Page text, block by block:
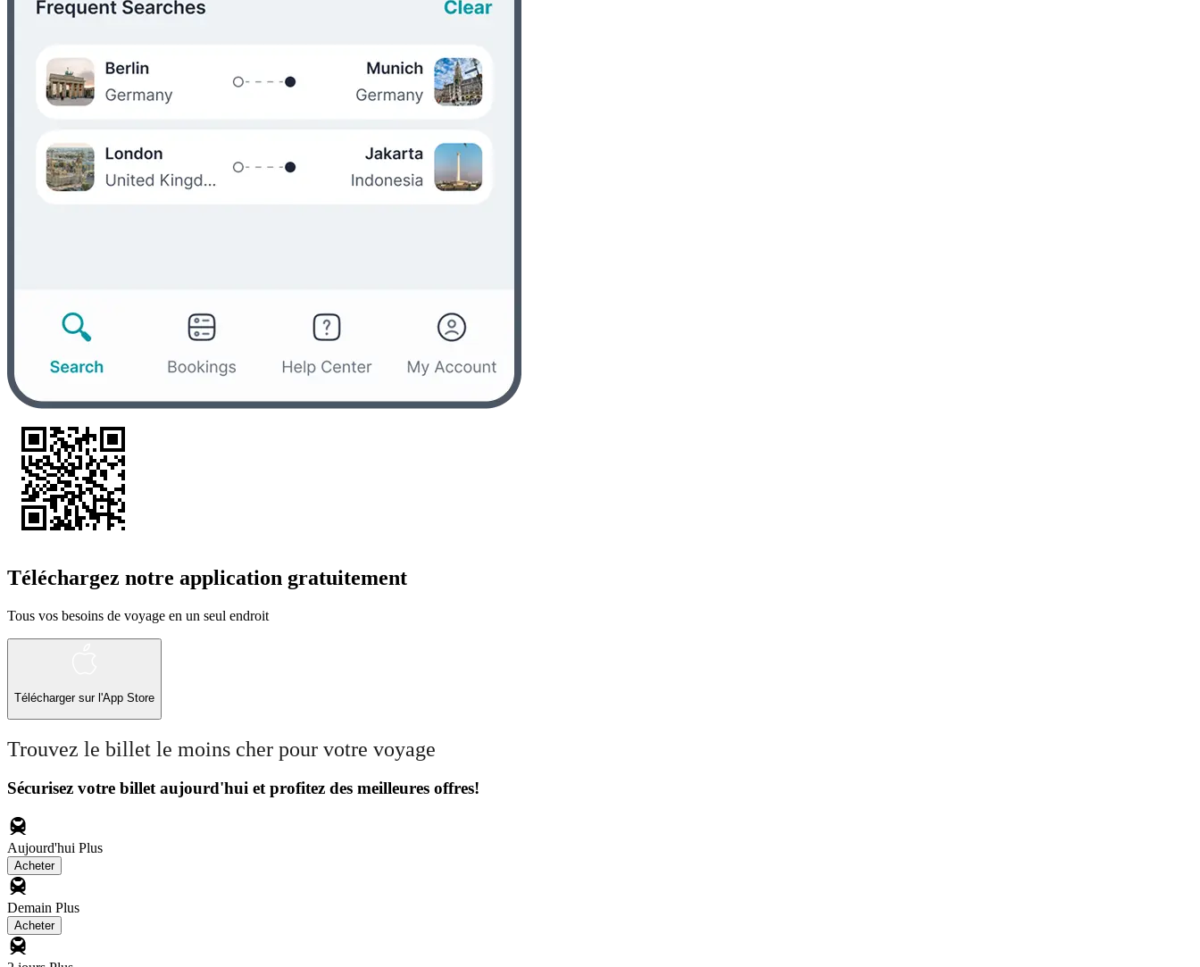
Téléchargez notre application gratuitement
Tous vos besoins de voyage en un seul endroit
Télécharger sur l'App Store
Trouvez le billet le moins cher pour votre voyage
Sécurisez votre billet aujourd'hui et profitez des meilleures offres!
Aujourd'hui Plus
Acheter
Demain Plus
Acheter